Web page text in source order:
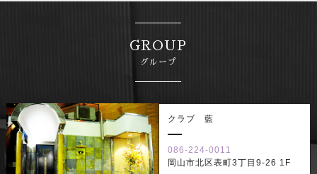
GROUP
グループ
クラブ 藍
086-224-0011
岡山市北区表町3丁目9-26 1F